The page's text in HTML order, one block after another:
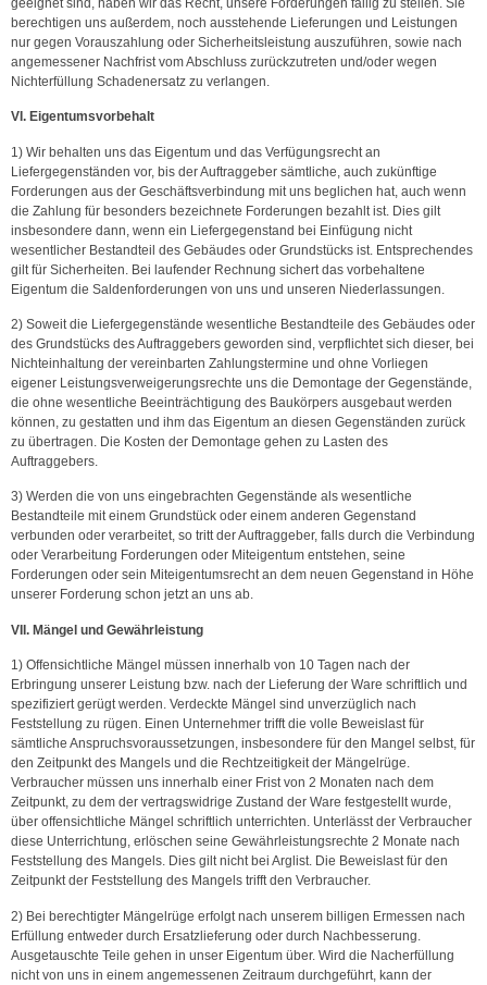
berechtigen uns außerdem, noch ausstehende Lieferungen und Leistungen
nur gegen Vorauszahlung oder Sicherheitsleistung auszuführen, sowie nach
angemessener Nachfrist vom Abschluss zurückzutreten und/oder wegen
Nichterfüllung Schadenersatz zu verlangen.
VI. Eigentumsvorbehalt
1) Wir behalten uns das Eigentum und das Verfügungsrecht an
Liefergegenständen vor, bis der Auftraggeber sämtliche, auch zukünftige
Forderungen aus der Geschäftsverbindung mit uns beglichen hat, auch wenn
die Zahlung für besonders bezeichnete Forderungen bezahlt ist. Dies gilt
insbesondere dann, wenn ein Liefergegenstand bei Einfügung nicht
wesentlicher Bestandteil des Gebäudes oder Grundstücks ist. Entsprechendes
gilt für Sicherheiten. Bei laufender Rechnung sichert das vorbehaltene
Eigentum die Saldenforderungen von uns und unseren Niederlassungen.
2) Soweit die Liefergegenstände wesentliche Bestandteile des Gebäudes oder
des Grundstücks des Auftraggebers geworden sind, verpflichtet sich dieser, bei
Nichteinhaltung der vereinbarten Zahlungstermine und ohne Vorliegen
eigener Leistungsverweigerungsrechte uns die Demontage der Gegenstände,
die ohne wesentliche Beeinträchtigung des Baukörpers ausgebaut werden
können, zu gestatten und ihm das Eigentum an diesen Gegenständen zurück
zu übertragen. Die Kosten der Demontage gehen zu Lasten des
Auftraggebers.
3) Werden die von uns eingebrachten Gegenstände als wesentliche
Bestandteile mit einem Grundstück oder einem anderen Gegenstand
verbunden oder verarbeitet, so tritt der Auftraggeber, falls durch die Verbindung
oder Verarbeitung Forderungen oder Miteigentum entstehen, seine
Forderungen oder sein Miteigentumsrecht an dem neuen Gegenstand in Höhe
unserer Forderung schon jetzt an uns ab.
VII. Mängel und Gewährleistung
1) Offensichtliche Mängel müssen innerhalb von 10 Tagen nach der
Erbringung unserer Leistung bzw. nach der Lieferung der Ware schriftlich und
spezifiziert gerügt werden. Verdeckte Mängel sind unverzüglich nach
Feststellung zu rügen. Einen Unternehmer trifft die volle Beweislast für
sämtliche Anspruchsvoraussetzungen, insbesondere für den Mangel selbst, für
den Zeitpunkt des Mangels und die Rechtzeitigkeit der Mängelrüge.
Verbraucher müssen uns innerhalb einer Frist von 2 Monaten nach dem
Zeitpunkt, zu dem der vertragswidrige Zustand der Ware festgestellt wurde,
über offensichtliche Mängel schriftlich unterrichten. Unterlässt der Verbraucher
diese Unterrichtung, erlöschen seine Gewährleistungsrechte 2 Monate nach
Feststellung des Mangels. Dies gilt nicht bei Arglist. Die Beweislast für den
Zeitpunkt der Feststellung des Mangels trifft den Verbraucher.
2) Bei berechtigter Mängelrüge erfolgt nach unserem billigen Ermessen nach
Erfüllung entweder durch Ersatzlieferung oder durch Nachbesserung.
Ausgetauschte Teile gehen in unser Eigentum über. Wird die Nacherfüllung
nicht von uns in einem angemessenen Zeitraum durchgeführt, kann der